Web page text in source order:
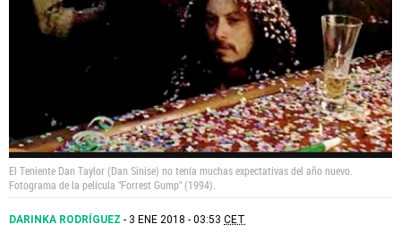
El Teniente Dan Taylor (Dan Sinise) no tenía muchas expectativas del año nuevo.
Fotograma de la película "Forrest Gump" (1994).
DARINKA RODRÍGUEZ 3 ENE 2018 - 03:53 CET